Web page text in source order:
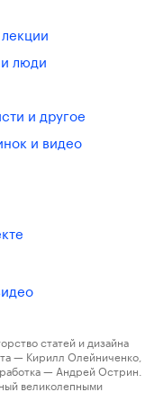
и люди
и другое
и видео
статей и дизайна
— Кирилл Олейниченко,
— Андрей Острин.
великолепными